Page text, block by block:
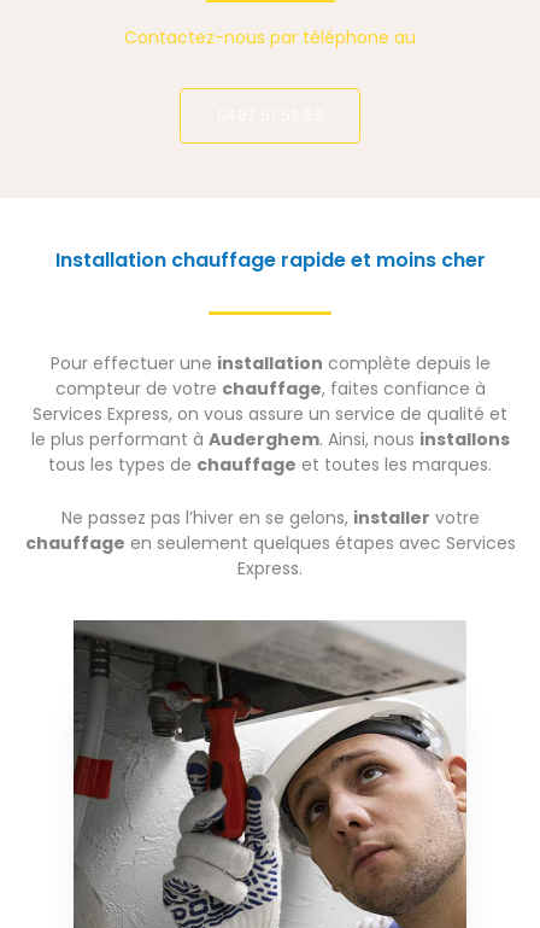
Contactez-nous par téléphone au
Installation chauffage rapide et moins cher
Pour effectuer une installation complète depuis le
compteur de votre chauffage, faites confiance à
Services Express, on vous assure un service de qualité et
le plus performant à Auderghem. Ainsi, nous installons
tous les types de chauffage et toutes les marques.
Ne passez pas l’hiver en se gelons, installer votre
chauffage en seulement quelques étapes avec Services
Express.